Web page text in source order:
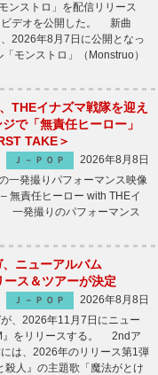
ンストロ」を配信リリース
ビデオを公開した。 新曲
、2026年8月7日に公開となっ
モンストロ」（Monstruo）
THEイナズマ戦隊を迎え
で「無責任ヒーロー」
TAKE＞
Ｊ－ＰＯＰ
2026年8月8日
一発撮りパフォーマンス映像
– 無責任ヒーロー with THEイ
一発撮りのパフォーマンス
ニューアルバム
ース＆ツアーが決定
Ｊ－ＰＯＰ
2026年8月8日
、2026年11月7日にニュー
』をリリースする。 2ndア
は、2026年のリリース第1弾
殺人』の主題歌「魔法がとけ